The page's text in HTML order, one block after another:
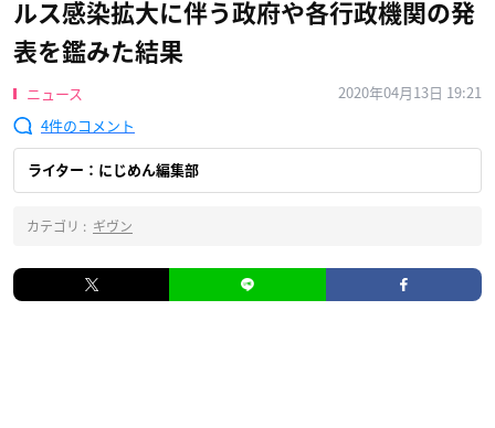
ルス感染拡大に伴う政府や各行政機関の発
表を鑑みた結果
ニュース
2020年04月13日 19:21
4
ライター：にじめん編集部
カテゴリ : ギヴン